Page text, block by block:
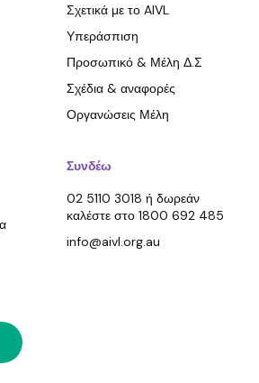
Σχετικά με το AIVL
Υπεράσπιση
Προσωπικό & Μέλη Δ.Σ
Σχέδια & αναφορές
Οργανώσεις Μέλη
Συνδέω
02 5110 3018 ή δωρεάν
καλέστε στο 1800 692 485
info@aivl.org.au